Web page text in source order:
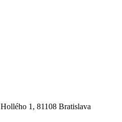
Hollého 1, 81108 Bratislava